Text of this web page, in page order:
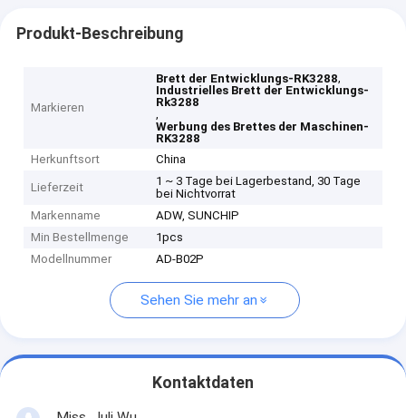
Produkt-Beschreibung
Markieren
Brett der Entwicklungs-RK3288,
Industrielles Brett der Entwicklungs-
Rk3288
,
Werbung des Brettes der Maschinen-
RK3288
Herkunftsort
China
Lieferzeit
1 ~ 3 Tage bei Lagerbestand, 30 Tage
bei Nichtvorrat
Markenname
ADW, SUNCHIP
Min Bestellmenge
1pcs
Modellnummer
AD-B02P
Sehen Sie mehr an
Kontaktdaten